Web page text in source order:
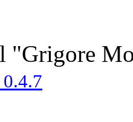
"Grigore